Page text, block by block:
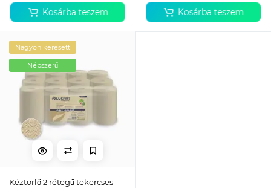
Kosárba teszem Kosárba teszem
Nagyon keresett
Népszerű
Kéztörlő 2 rétegű tekercses